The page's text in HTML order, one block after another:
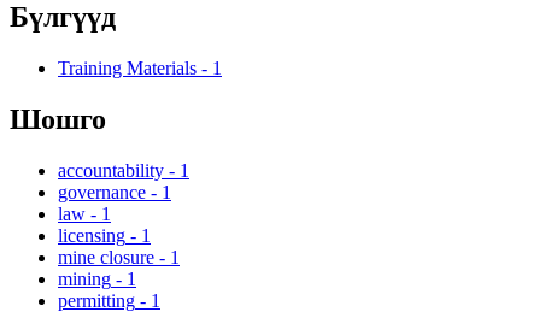
Бүлгүүд
Training Materials - 1
Шошго
accountability - 1
governance - 1
law - 1
licensing - 1
mine closure - 1
mining - 1
permitting - 1